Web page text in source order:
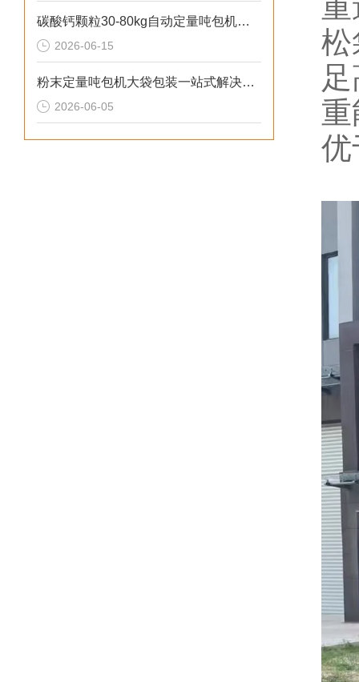
碳酸钙颗粒30-80kg自动定量吨包机厂家直供
2026-06-15
粉末定量吨包机大袋包装一站式解决方案
2026-06-05
松
优